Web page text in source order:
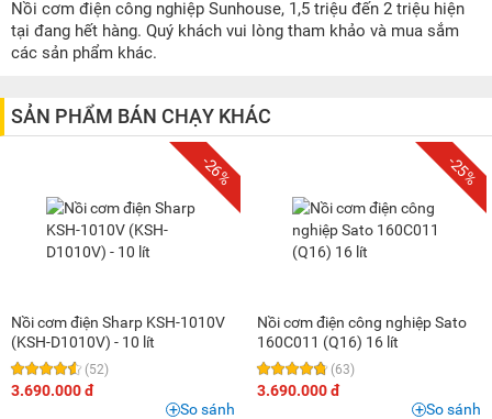
1 triệu - 1,5 triệu (7)
1,5 triệu - 2 triệu
2 triệu - 3 triệu
3 triệu - 5 triệu (10)
Nồi cơm điện công nghiệp Sunhouse, 1,5 triệu đến 2 triệu hiện
tại đang hết hàng. Quý khách vui lòng tham khảo và mua sắm
các sản phẩm khác.
SẢN PHẨM BÁN CHẠY KHÁC
-26%
Nồi cơm điện Sharp KSH-1010V
(KSH-D1010V) - 10 lít
(52)
3.690.000 đ
So sánh
-25%
Nồi cơm điện công nghiệp Sato
160C011 (Q16) 16 lít
(63)
3.690.000 đ
So sánh